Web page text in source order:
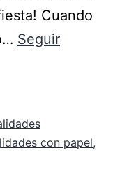
Cuando
Seguir
con papel,